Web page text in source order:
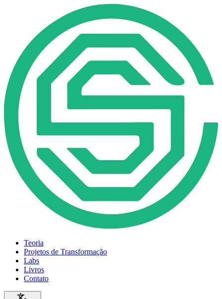
Teoria
Projetos de Transformação
Labs
Livros
Contato